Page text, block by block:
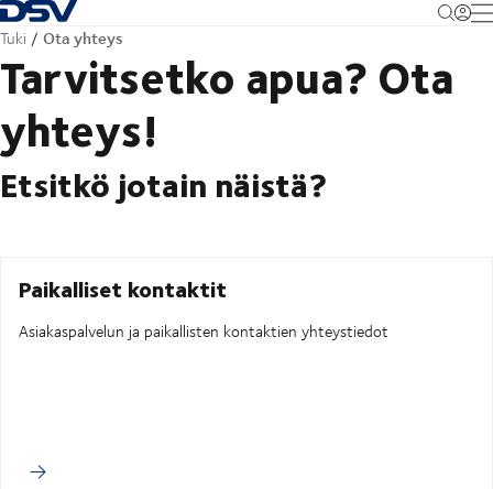
Takaisin kotisivulle
Tuki Ota yhteys
Tarvitsetko apua? Ota
yhteys!
Etsitkö jotain näistä?
Paikalliset kontaktit
Asiakaspalvelun ja paikallisten kontaktien yhteystiedot